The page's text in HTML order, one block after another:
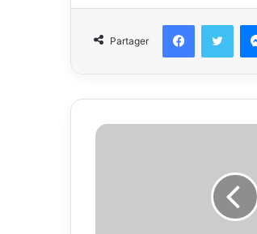
Partager
Facebook